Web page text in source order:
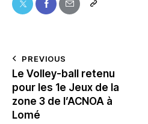
PREVIOUS
Le Volley-ball retenu
pour les 1e Jeux de la
zone 3 de l’ACNOA à
Lomé